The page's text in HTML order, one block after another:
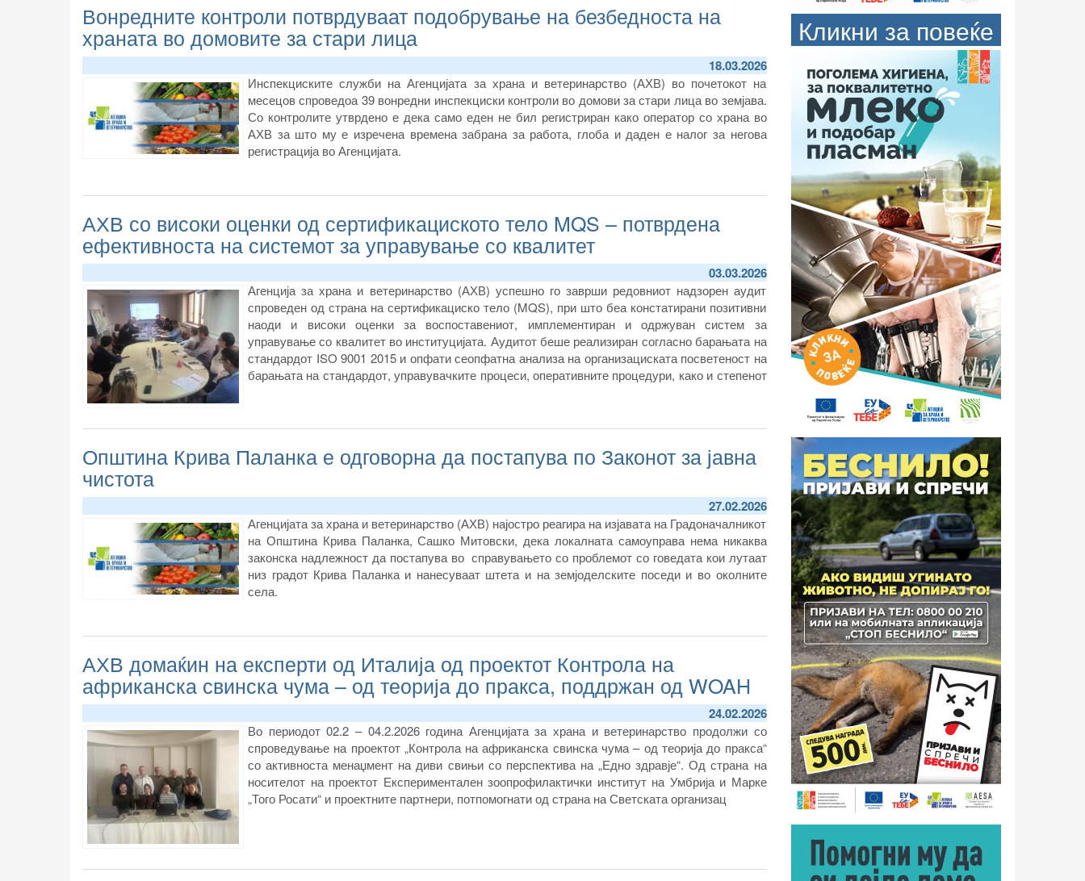
Вонредните контроли потврдуваат подобрување на безбедноста на
храната во домовите за стари лица
18.03.2026
Инспекциските служби на Агенцијата за храна и ветеринарство (АХВ) во почетокот на
месецов спроведоа 39 вонредни инспекциски контроли во домови за стари лица во земјава.
Со контролите утврдено е дека само еден не бил регистриран како оператор со храна во
АХВ за што му е изречена времена забрана за работа, глоба и даден е налог за негова
регистрација во Агенцијата.
АХВ со високи оценки од сертификациското тело MQS – потврдена
ефективноста на системот за управување со квалитет
03.03.2026
Агенција за храна и ветеринарство (АХВ) успешно го заврши редовниот надзорен аудит
спроведен од страна на сертификациско тело (MQS), при што беа констатирани позитивни
наоди и високи оценки за воспоставениот, имплементиран и одржуван систем за
управување со квалитет во институцијата. Аудитот беше реализиран согласно барањата на
стандардот ISO 9001 2015 и опфати сеопфатна анализа на организациската посветеност на
барањата на стандардот, управувачките процеси, оперативните процедури, како и степенот
Општина Крива Паланка е одговорна да постапува по Законот за јавна
чистота
27.02.2026
Агенцијата за храна и ветеринарство (АХВ) најостро реагира на изјавата на Градоначалникот
на Општина Крива Паланка, Сашко Митовски, дека локалната самоуправа нема никаква
законска надлежност да постапува во справувањето со проблемот со говедата кои лутаат
низ градот Крива Паланка и нанесуваат штета и на земјоделските поседи и во околните
села.
АХВ домаќин на експерти од Италија од проектот Контрола на
африканска свинска чума – од теорија до пракса, поддржан од WOAH
24.02.2026
Во периодот 02.2 – 04.2.2026 година Агенцијата за храна и ветеринарство продолжи со
спроведување на проектот „Контрола на африканска свинска чума – од теорија до пракса“
со активноста менаџмент на диви свињи со перспектива на „Едно здравје“. Од страна на
носителот на проектот Експериментален зоопрофилактички институт на Умбрија и Марке
„Того Росати“ и проектните партнери, потпомогнати од страна на Светската организац
Кликни за повеќе